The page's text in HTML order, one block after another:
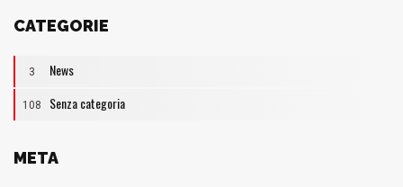
CATEGORIE
3 News
108 Senza categoria
META